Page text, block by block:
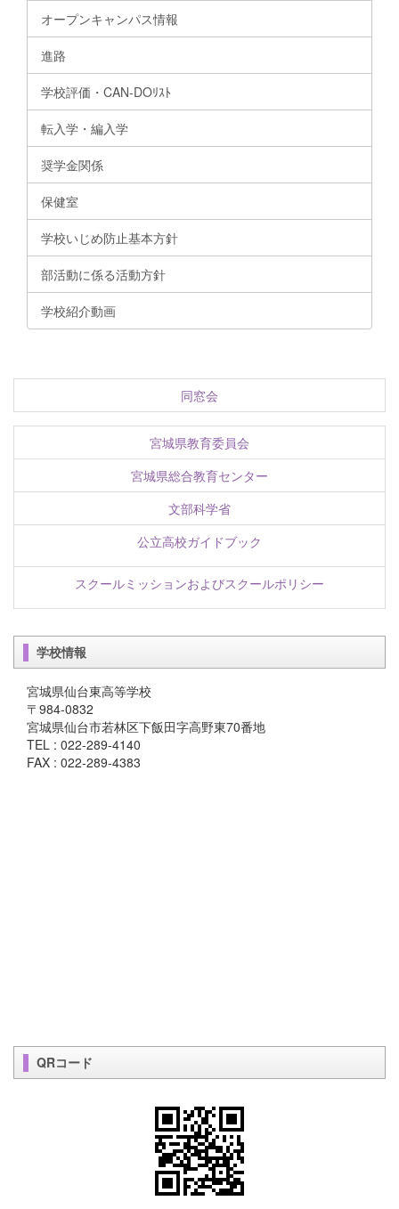
オープンキャンパス情報
進路
学校評価・CAN-DOﾘｽﾄ
転入学・編入学
奨学金関係
保健室
学校いじめ防止基本方針
部活動に係る活動方針
学校紹介動画
同窓会
宮城県教育委員会
宮城県総合教育センター
文部科学省
公立高校ガイドブック
スクールミッションおよびスクールポリシー
学校情報
宮城県仙台東高等学校
〒984-0832
宮城県仙台市若林区下飯田字高野東70番地
TEL : 022-289-4140
FAX : 022-289-4383
QRコード